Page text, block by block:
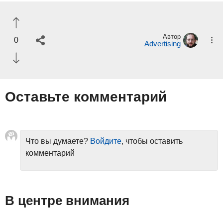
0 Автор
Advertising
Оставьте комментарий
Что вы думаете? Войдите, чтобы оставить
комментарий
В центре внимания